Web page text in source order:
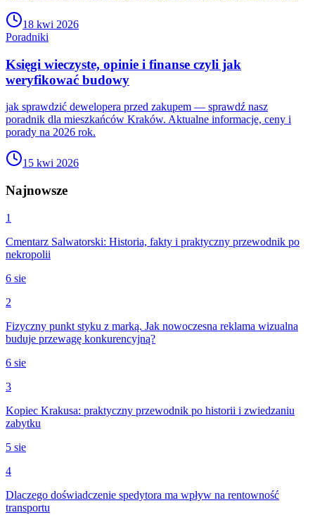
18 kwi 2026
Poradniki
Księgi wieczyste, opinie i finanse czyli jak
weryfikować budowy
jak sprawdzić dewelopera przed zakupem — sprawdź nasz
poradnik dla mieszkańców Kraków. Aktualne informacje, ceny i
porady na 2026 rok.
15 kwi 2026
Najnowsze
1
Cmentarz Salwatorski: Historia, fakty i praktyczny przewodnik po
nekropolii
6 sie
2
Fizyczny punkt styku z marką. Jak nowoczesna reklama wizualna
buduje przewagę konkurencyjną?
6 sie
3
Kopiec Krakusa: praktyczny przewodnik po historii i zwiedzaniu
zabytku
5 sie
4
Dlaczego doświadczenie spedytora ma wpływ na rentowność
transportu